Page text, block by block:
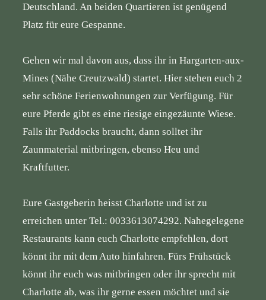
Deutschland. An beiden Quartieren ist genügend
Platz für eure Gespanne.
Gehen wir mal davon aus, dass ihr in Hargarten-aux-
Mines (Nähe Creutzwald) startet. Hier stehen euch 2
sehr schöne Ferienwohnungen zur Verfügung. Für
eure Pferde gibt es eine riesige eingezäunte Wiese.
Falls ihr Paddocks braucht, dann solltet ihr
Zaunmaterial mitbringen, ebenso Heu und
Kraftfutter.
Eure Gastgeberin heisst Charlotte und ist zu
erreichen unter Tel.: 0033613074292. Nahegelegene
Restaurants kann euch Charlotte empfehlen, dort
könnt ihr mit dem Auto hinfahren. Fürs Frühstück
könnt ihr euch was mitbringen oder ihr sprecht mit
Charlotte ab, was ihr gerne essen möchtet und sie